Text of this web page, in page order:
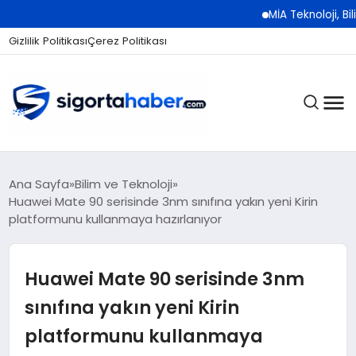
MİA Teknoloji, Bilişim
Gizlilik PolitikasıÇerez Politikası
SIGORTA
EKONOMI
Ana Sayfa Bilim ve Teknoloji
Huawei Mate 90 serisinde 3nm sınıfına yakın yeni Kirin
platformunu kullanmaya hazırlanıyor
Huawei Mate 90 serisinde 3nm
sınıfına yakın yeni Kirin
platformunu kullanmaya